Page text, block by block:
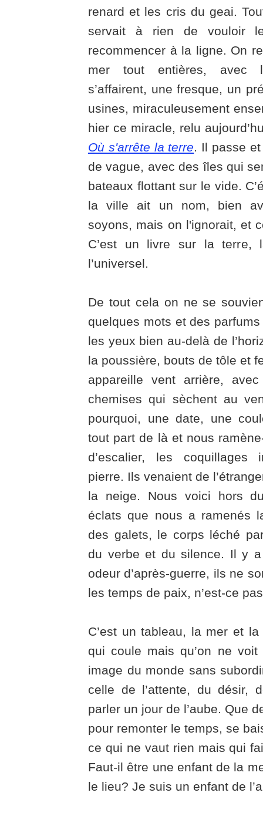
renard et les cris du geai.
servait à rien de vouloir
recommencer à la ligne. On
mer tout entières, avec
s’affairent, une fresque, un
usines, miraculeusement
hier ce miracle, relu
Où s'arrête la terre. Il passe
de vague, avec des îles qui
bateaux flottant sur le vide.
la ville ait un nom, bien
soyons, mais on l'ignorait, et
C’est un livre sur la
l’universel.
De tout cela on ne se
quelques mots et des
les yeux bien au-delà de
la poussière, bouts de tôle et
appareille vent arrière,
chemises qui sèchent au
pourquoi, une date, une
tout part de là et nous
d’escalier, les coquillages
pierre. Ils venaient de
la neige. Nous voici hors
éclats que nous a ramenés
des galets, le corps léché
du verbe et du silence. Il y
odeur d’après-guerre, ils ne
les temps de paix, n’est-ce
C’est un tableau, la mer et
qui coule mais qu’on ne
image du monde sans
celle de l’attente, du désir,
parler un jour de l’aube. Que
pour remonter le temps, se
ce qui ne vaut rien mais qui
Faut-il être une enfant de la
le lieu? Je suis un enfant de